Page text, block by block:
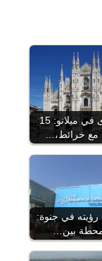
ماذا ترى في ميلانو: 15
خرائط،…
رؤيته في جنوة: